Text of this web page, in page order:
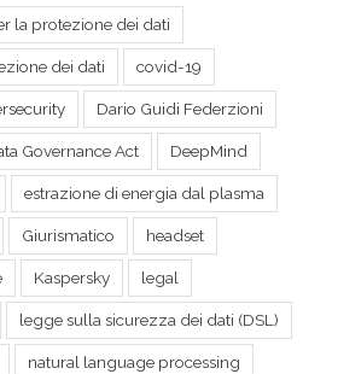
Dario Guidi Federzioni
Governance Act DeepMind
estrazione di energia dal plasma
Giurismatico headset
Kaspersky legal
legge sulla sicurezza dei dati (DSL)
natural language processing
Commissione UE